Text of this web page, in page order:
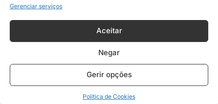
Gerenciar serviços
Aceitar
Negar
Gerir opções
Política de Cookies